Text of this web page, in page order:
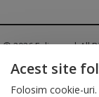
© 2026 Folina.ro | All
Acest site
Folosim cookie-